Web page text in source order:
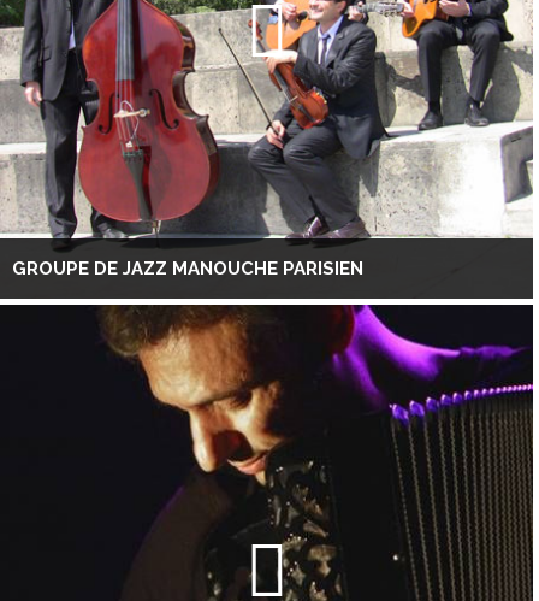
GROUPE DE JAZZ MANOUCHE PARISIEN